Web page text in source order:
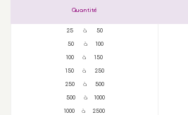
Quantité
25 à 50
50à 100
100 à 150
150à 250
250 à 500
500à 1000
1000 à 2500